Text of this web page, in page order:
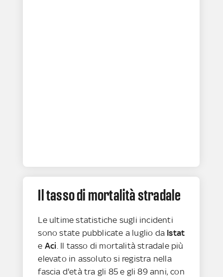
Il tasso di mortalità stradale
Le ultime statistiche sugli incidenti
sono state pubblicate a luglio da Istat
e Aci . Il tasso di mortalità stradale più
elevato in assoluto si registra nella
fascia d'età tra gli 85 e gli 89 anni, con